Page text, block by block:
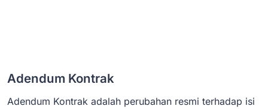
Adendum Kontrak
Adendum Kontrak adalah perubahan resmi terhadap isi